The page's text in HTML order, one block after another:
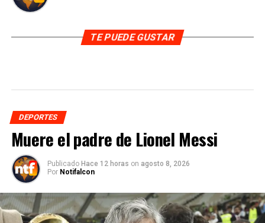
TE PUEDE GUSTAR
DEPORTES
Muere el padre de Lionel Messi
Publicado Hace 12 horas on agosto 8, 2026
Por Notifalcon